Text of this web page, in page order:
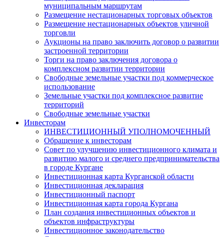
муниципальным маршрутам
Размещение нестационарных торговых объектов
Размещение нестационарных объектов уличной
торговли
Аукционы на право заключить договор о развитии
застроенной территории
Торги на право заключения договора о
комплексном развитии территории
Свободные земельные участки под коммерческое
использование
Земельные участки под комплексное развитие
территорий
Свободные земельные участки
Инвесторам
ИНВЕСТИЦИОННЫЙ УПОЛНОМОЧЕННЫЙ
Обращение к инвесторам
Совет по улучшению инвестиционного климата и
развитию малого и среднего предпринимательства
в городе Кургане
Инвестиционная карта Курганской области
Инвестиционная декларация
Инвестиционный паспорт
Инвестиционная карта города Кургана
План создания инвестиционных объектов и
объектов инфраструктуры
Инвестиционное законодательство